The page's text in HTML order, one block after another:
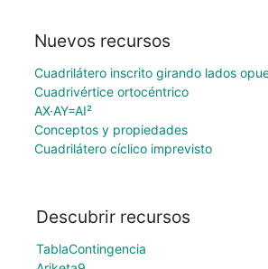
Nuevos recursos
Cuadrilátero inscrito girando lados
Cuadrivértice ortocéntrico
AX·AY=AI²
Conceptos y propiedades
Cuadrilátero cíclico imprevisto
Descubrir recursos
TablaContingencia